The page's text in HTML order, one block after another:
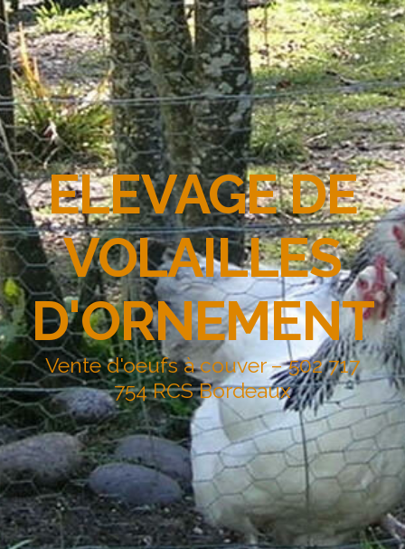
ELEVAGE DE
VOLAILLES
D'ORNEMENT
Vente d'oeufs à couver – 502 717
754 RCS Bordeaux